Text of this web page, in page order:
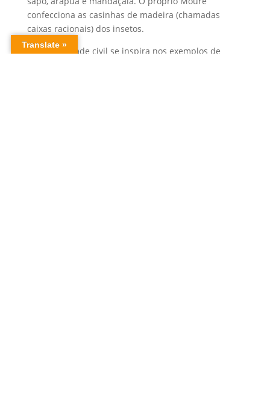
confecciona as casinhas de madeira (chamadas
caixas racionais) dos insetos.
Ou a sociedade civil se inspira nos exemplos de